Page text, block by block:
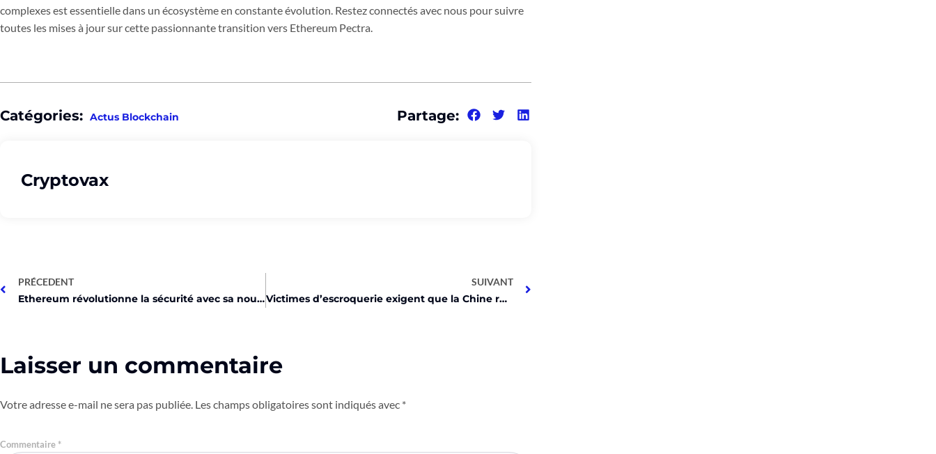
complexes est essentielle dans un écosystème en constante évolution. Restez connectés avec nous pour suivre
toutes les mises à jour sur cette passionnante transition vers Ethereum Pectra.
Catégories: Actus Blockchain Partage:
Cryptovax
PRÉCEDENT
Ethereum révolutionne la sécurité avec sa nouvelle mise à jour!
SUIVANT
Victimes d’escroquerie exigent que la Chine récupère 4,3 milliards de dollars en Bitcoin saisis par la police britannique
Laisser un commentaire
Votre adresse e-mail ne sera pas publiée. Les champs obligatoires sont indiqués avec *
Commentaire*